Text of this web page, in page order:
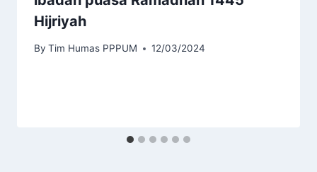
Hijriyah
By Tim Humas PPPUM 12/03/2024